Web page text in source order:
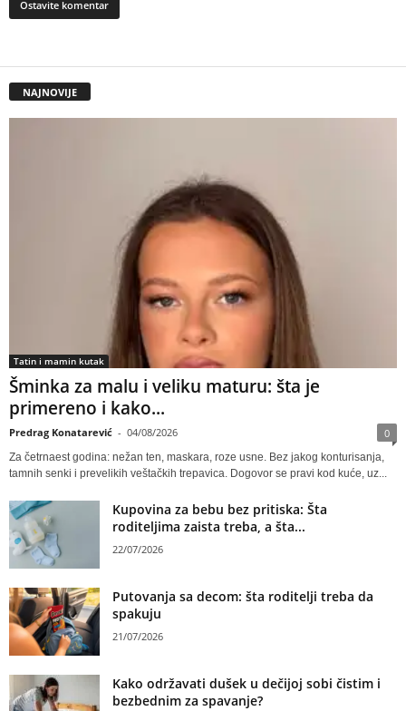
NAJNOVIJE
Tatin i mamin kutak
Šminka za malu i veliku maturu: šta je
primereno i kako...
Predrag Konatarević - 04/08/2026 0
Za četrnaest godina: nežan ten, maskara, roze usne. Bez jakog konturisanja,
tamnih senki i prevelikih veštačkih trepavica. Dogovor se pravi kod kuće, uz...
Kupovina za bebu bez pritiska: Šta
roditeljima zaista treba, a šta...
22/07/2026
Putovanja sa decom: šta roditelji treba da
spakuju
21/07/2026
Kako održavati dušek u dečijoj sobi čistim i
bezbednim za spavanje?